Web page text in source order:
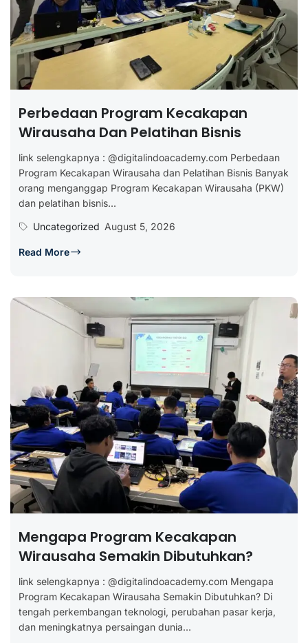
Perbedaan Program Kecakapan
Wirausaha Dan Pelatihan Bisnis
link selengkapnya : @digitalindoacademy.com Perbedaan
Program Kecakapan Wirausaha dan Pelatihan Bisnis Banyak
orang menganggap Program Kecakapan Wirausaha (PKW)
dan pelatihan bisnis...
Uncategorized August 5, 2026
Read More
Mengapa Program Kecakapan
Wirausaha Semakin Dibutuhkan?
link selengkapnya : @digitalindoacademy.com Mengapa
Program Kecakapan Wirausaha Semakin Dibutuhkan? Di
tengah perkembangan teknologi, perubahan pasar kerja,
dan meningkatnya persaingan dunia...